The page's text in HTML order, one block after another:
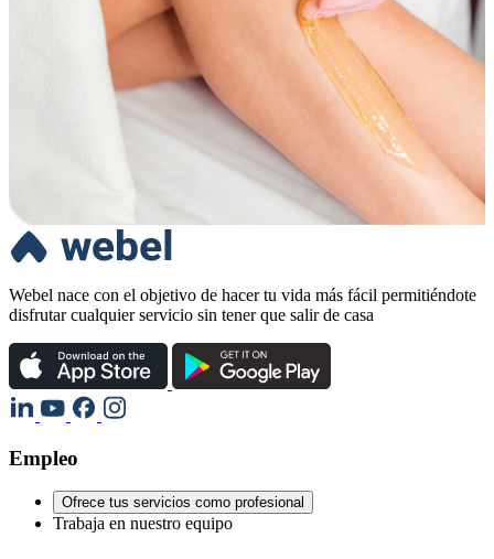
Webel nace con el objetivo de hacer tu vida más fácil permitiéndote
disfrutar cualquier servicio sin tener que salir de casa
Empleo
Ofrece tus servicios como profesional
Trabaja en nuestro equipo